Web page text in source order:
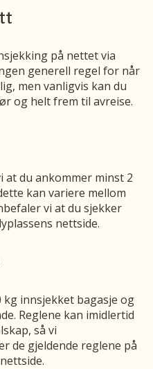
på nettet via
generell regel for når
men vanligvis kan du
og helt frem til avreise.
at du ankommer minst 2
kan variere mellom
vi at du sjekker
nettside.
innsjekket bagasje og
Reglene kan imidlertid
så vi
de gjeldende reglene på